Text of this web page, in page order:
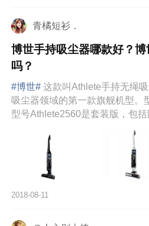
青橘短衫．
博世手持吸尘器哪款好？
吗？
#博世# 这款叫Athlete手持无绳
吸尘器领域的第一款旗舰机型。
型号Athlete2560是套装版，包
2018-08-11